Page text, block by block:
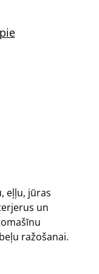
eļļu, jūras
un
ražošanai.